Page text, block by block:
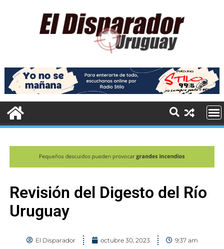
Revisión del Digesto del Río
Uruguay
El Disparador octubre 30, 2023 9:37 am